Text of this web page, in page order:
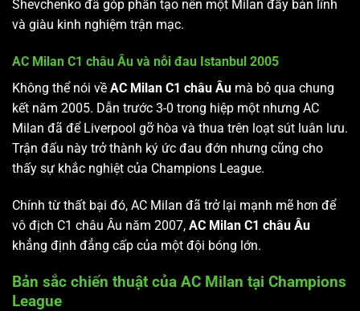
Shevchenko đã góp phần tạo nên một Milan đầy bản lĩnh
và giàu kinh nghiệm trận mạc.
AC Milan C1 châu Âu và nỗi đau Istanbul 2005
Không thể nói về AC Milan C1 châu Âu mà bỏ qua chung
kết năm 2005. Dẫn trước 3-0 trong hiệp một nhưng AC
Milan đã để Liverpool gỡ hòa và thua trên loạt sút luân lưu.
Trận đấu này trở thành ký ức đau đớn nhưng cũng cho
thấy sự khắc nghiệt của Champions League.
Chính từ thất bại đó, AC Milan đã trở lại mạnh mẽ hơn để
vô địch C1 châu Âu năm 2007, AC Milan C1 châu Âu
khẳng định đẳng cấp của một đội bóng lớn.
Bản sắc chiến thuật của AC Milan tại Champions
League